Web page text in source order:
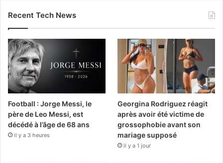
Recent Tech News
Football : Jorge Messi, le
père de Leo Messi, est
décédé à l’âge de 68 ans
il y a 3 heures
Georgina Rodriguez réagit
après avoir été victime de
grossophobie avant son
mariage supposé
il y a 1 jour